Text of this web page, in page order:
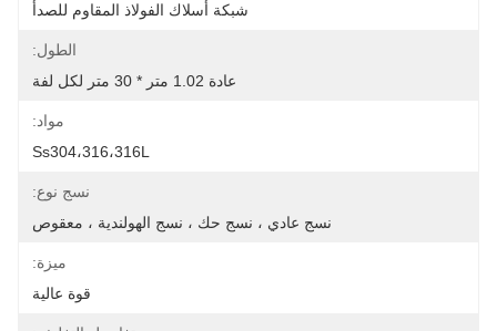
شبكة أسلاك الفولاذ المقاوم للصدأ
الطول:
عادة 1.02 متر * 30 متر لكل لفة
مواد:
Ss304،316،316L
نسج نوع:
نسج عادي ، نسج حك ، نسج الهولندية ، معقوص
ميزة:
قوة عالية